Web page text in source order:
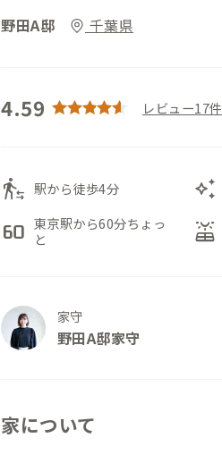
野田A邸 千葉県
4.59 レビュー17件
transfer_within_a_station 駅から徒歩4分 auto_awesome
60fps 東京駅から60分ちょっ
と
solar_power
家守
野田A邸家守
家について